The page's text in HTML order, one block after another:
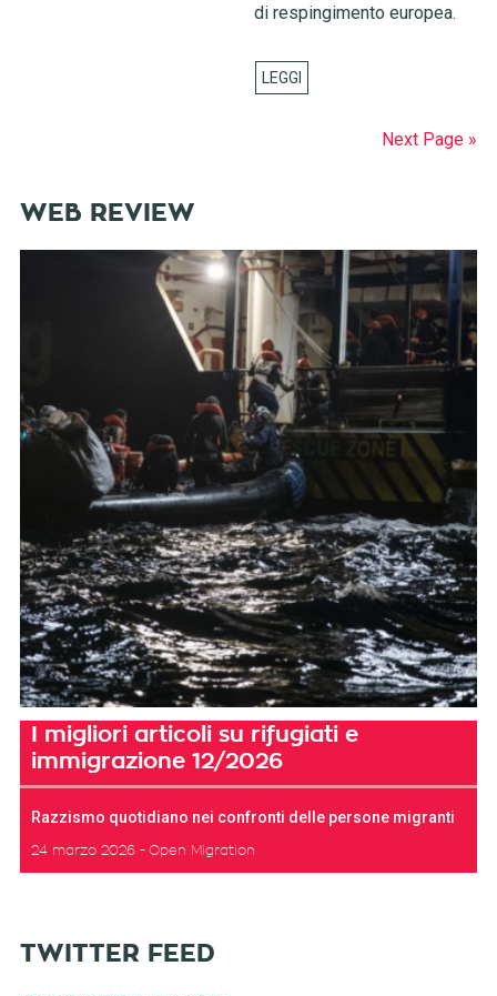
di respingimento europea.
Next Page »
WEB REVIEW
I migliori articoli su rifugiati e
immigrazione 12/2026
Razzismo quotidiano nei confronti delle persone migranti
24 marzo 2026 Open Migration
TWITTER FEED